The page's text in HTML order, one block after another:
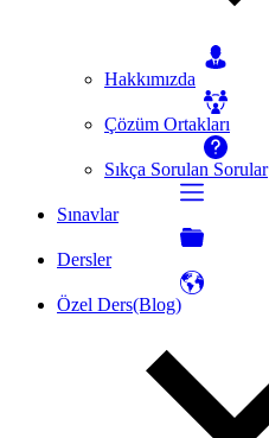
Hakkımızda
Çözüm Ortakları
Sıkça Sorulan Sorular
Sınavlar
Dersler
Özel Ders(Blog)